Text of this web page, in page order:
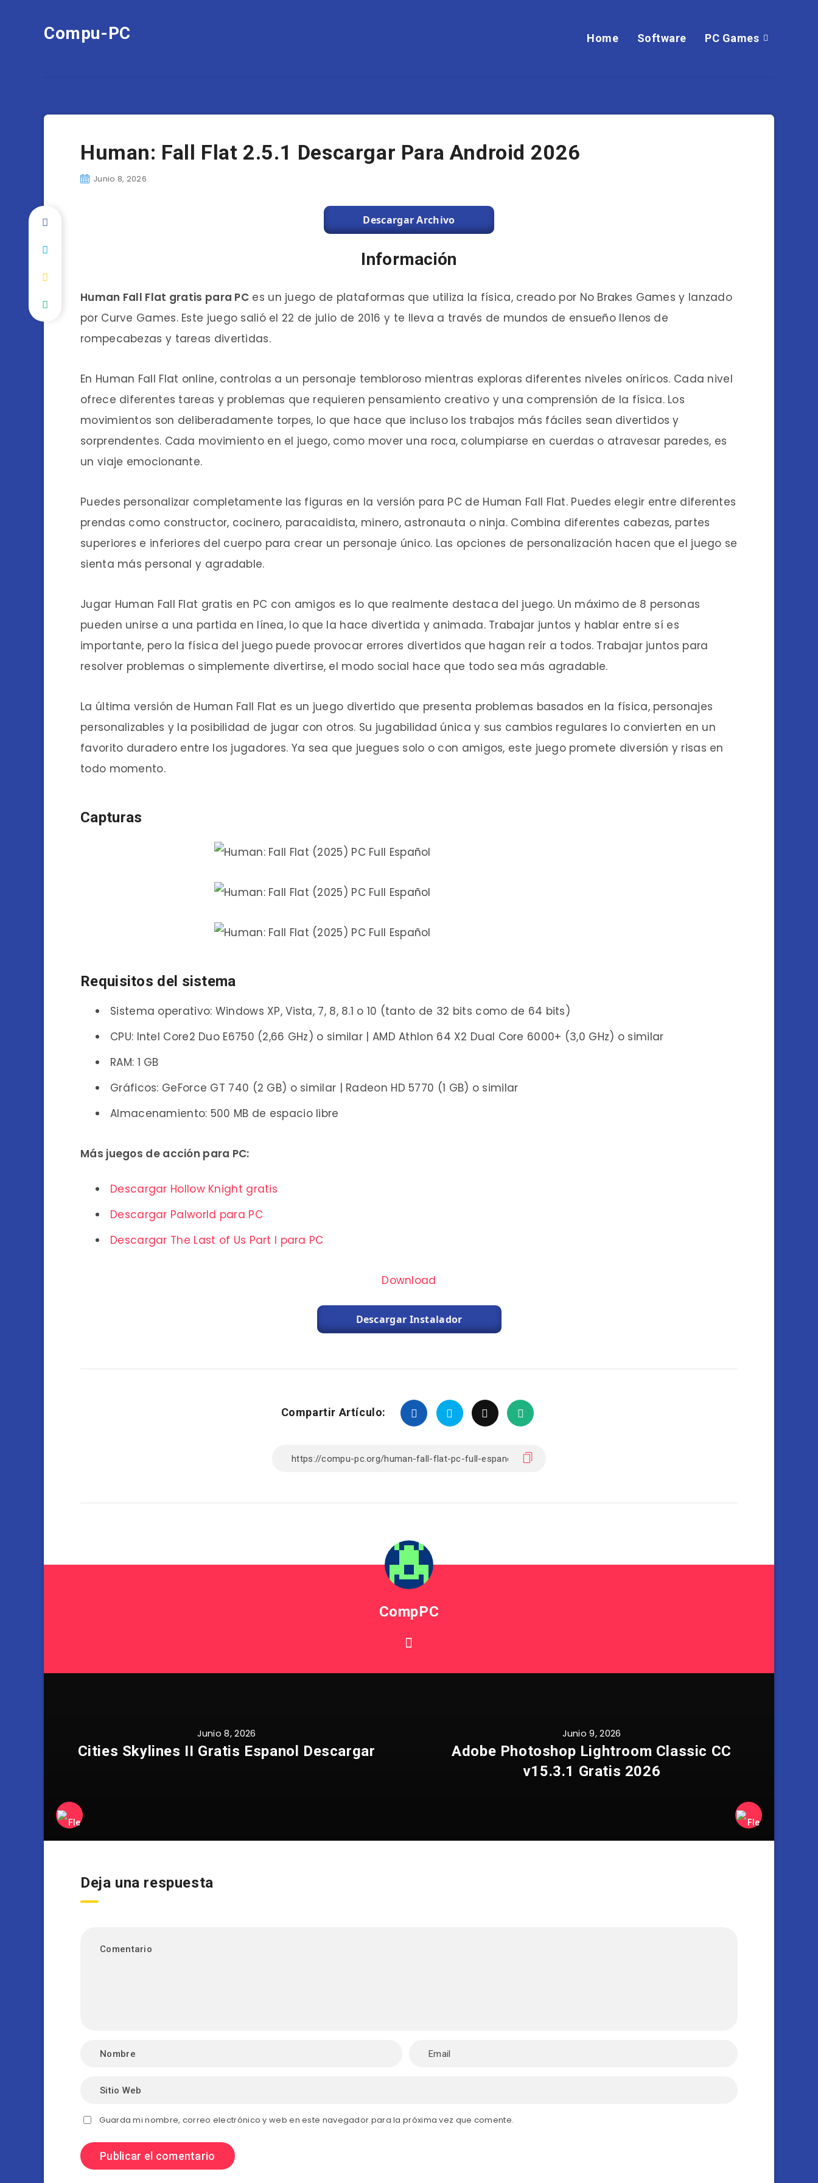
Compu-PC Home Software PC Games
Human: Fall Flat 2.5.1 Descargar Para Android 2026
Junio 8, 2026
Descargar Archivo
Información
Human Fall Flat gratis para PC es un juego de plataformas que utiliza la física, creado por No Brakes Games y lanzado
por Curve Games. Este juego salió el 22 de julio de 2016 y te lleva a través de mundos de ensueño llenos de
rompecabezas y tareas divertidas.
En Human Fall Flat online, controlas a un personaje tembloroso mientras exploras diferentes niveles oníricos. Cada nivel
ofrece diferentes tareas y problemas que requieren pensamiento creativo y una comprensión de la física. Los
movimientos son deliberadamente torpes, lo que hace que incluso los trabajos más fáciles sean divertidos y
sorprendentes. Cada movimiento en el juego, como mover una roca, columpiarse en cuerdas o atravesar paredes, es
un viaje emocionante.
Puedes personalizar completamente las figuras en la versión para PC de Human Fall Flat. Puedes elegir entre diferentes
prendas como constructor, cocinero, paracaidista, minero, astronauta o ninja. Combina diferentes cabezas, partes
superiores e inferiores del cuerpo para crear un personaje único. Las opciones de personalización hacen que el juego se
sienta más personal y agradable.
Jugar Human Fall Flat gratis en PC con amigos es lo que realmente destaca del juego. Un máximo de 8 personas
pueden unirse a una partida en línea, lo que la hace divertida y animada. Trabajar juntos y hablar entre sí es
importante, pero la física del juego puede provocar errores divertidos que hagan reír a todos. Trabajar juntos para
resolver problemas o simplemente divertirse, el modo social hace que todo sea más agradable.
La última versión de Human Fall Flat es un juego divertido que presenta problemas basados ​​en la física, personajes
personalizables y la posibilidad de jugar con otros. Su jugabilidad única y sus cambios regulares lo convierten en un
favorito duradero entre los jugadores. Ya sea que juegues solo o con amigos, este juego promete diversión y risas en
todo momento.
Capturas
Requisitos del sistema
Sistema operativo: Windows XP, Vista, 7, 8, 8.1 o 10 (tanto de 32 bits como de 64 bits)
CPU: Intel Core2 Duo E6750 (2,66 GHz) o similar | AMD Athlon 64 X2 Dual Core 6000+ (3,0 GHz) o similar
RAM: 1 GB
Gráficos: GeForce GT 740 (2 GB) o similar | Radeon HD 5770 (1 GB) o similar
Almacenamiento: 500 MB de espacio libre
Más juegos de acción para PC:
Descargar Hollow Knight gratis
Descargar Palworld para PC
Descargar The Last of Us Part I para PC
Download
Descargar Instalador
Compartir Artículo:
CompPC
Junio 8, 2026
Cities Skylines II Gratis Espanol Descargar
Junio 9, 2026
Adobe Photoshop Lightroom Classic CC
v15.3.1 Gratis 2026
Deja una respuesta
Guarda mi nombre, correo electrónico y web en este navegador para la próxima vez que comente.